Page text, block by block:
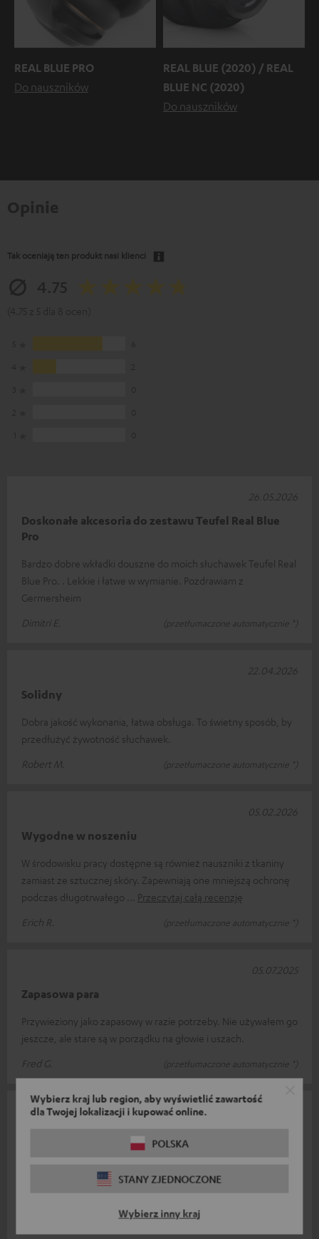
Wybierz kraj lub region, aby wyświetlić zawartość
dla Twojej lokalizacji i kupować online.
POLSKA
STANY ZJEDNOCZONE
Wybierz inny kraj
REAL BLUE PRO
Do nauszników
REAL BLUE (2020) / REAL
BLUE NC (2020)
Do nauszników
Tak oceniają ten produkt nasi klienci
Doskonałe akcesoria do zestawu Teufel Real Blue
Pro
Bardzo dobre wkładki douszne do moich słuchawek Teufel Real
Blue Pro. . Lekkie i łatwe w wymianie. Pozdrawiam z
Germersheim
Dimitri E.
(przetłumaczone automatycznie *)
26.05.2026
Solidny
Dobra jakość wykonania, łatwa obsługa. To świetny sposób, by
przedłużyć żywotność słuchawek.
Robert M.
(przetłumaczone automatycznie *)
22.04.2026
Wygodne w noszeniu
W środowisku pracy dostępne są również nauszniki z tkaniny
zamiast ze sztucznej skóry. Zapewniają one mniejszą ochronę
podczas długotrwałego
Przeczytaj całą recenzję
Erich R.
(przetłumaczone automatycznie *)
05.02.2026
Zapasowa para
Przywieziony jako zapasowy w razie potrzeby. Nie używałem go
jeszcze, ale stare są w porządku na głowie i uszach.
Fred G.
(przetłumaczone automatycznie *)
05.07.2025
Zdejmowanie i systemanie jest łatwe i nie sprawia żadnych
(przetłumaczone automatycznie *)